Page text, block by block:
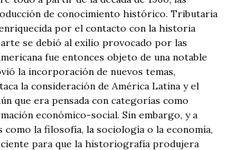
de conocimiento histórico. Tributaria
por el contacto con la historia
se debió al exilio provocado por las
fue entonces objeto de una notable
la incorporación de nuevos temas,
la consideración de América Latina y el
que era pensada con categorías como
económico-social. Sin embargo, y a
la filosofía, la sociología o la economía,
para que la historiografía produjera